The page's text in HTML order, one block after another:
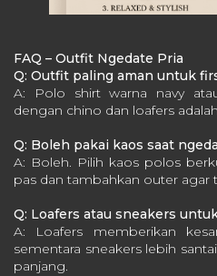
FAQ – Outfit Ngedate Pria
Q: Outfit paling aman untuk
A: Polo shirt warna navy
dengan chino dan loafers
Q: Boleh pakai kaos saat
A: Boleh. Pilih kaos polos
pas dan tambahkan outer agar
Q: Loafers atau sneakers
A: Loafers memberikan
sementara sneakers lebih
panjang.